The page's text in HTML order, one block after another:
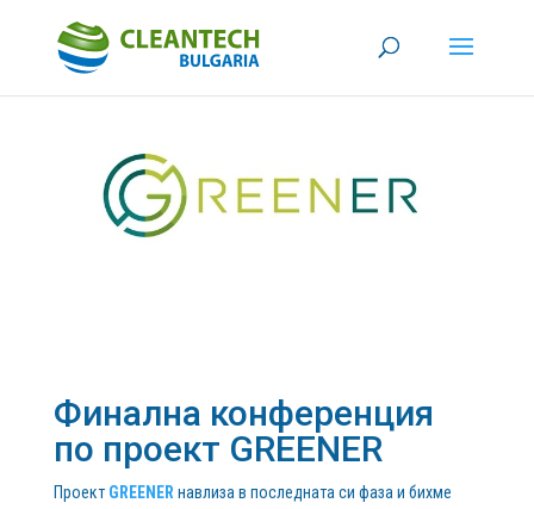
Финална конференция
по проект GREENER
Проект GREENER навлиза в последната си фаза и бихме